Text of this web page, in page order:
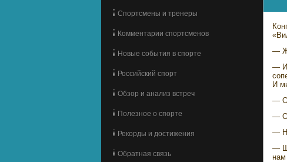
Спортсмены и тренеры
Комментарии спортсменов
Новые события в спорте
Российский спорт
Обзор и анализ встреч
Полезное о спорте
Рекорды и достижения
Обратная связь
—
—
И
— О
—
—
—
нам